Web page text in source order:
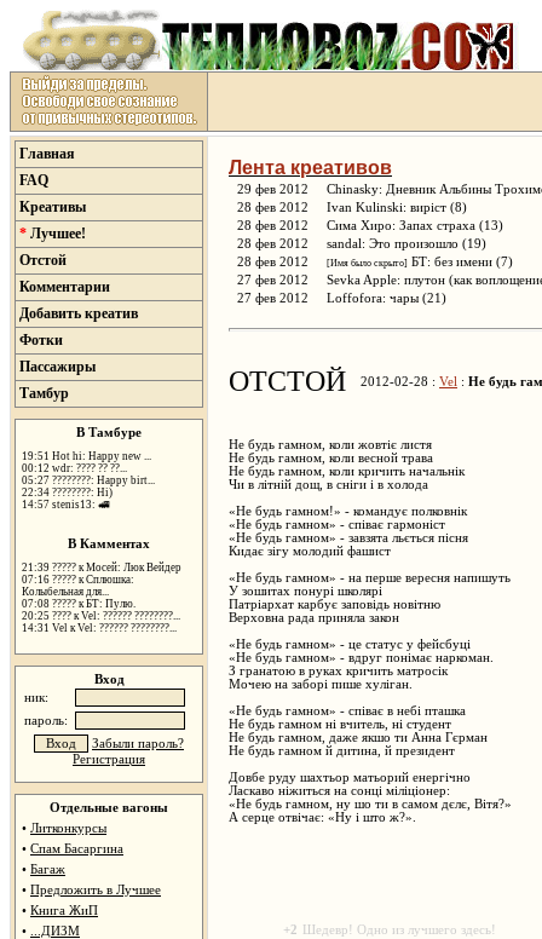
Главная
FAQ
Креативы
* Лучшее!
Отстой
Комментарии
Добавить креатив
Фотки
Пассажиры
Тамбур
В Тамбуре
19:51 Hot hi: Happy new ...
00:12 wdr: ???? ?? ??...
05:27 ????????: Happy birt...
22:34 ????????: Hi)
14:57 stenis13: 🚅
В Камментах
21:39 ????? к Мосей: Люк Вейдер
07:16 ????? к Сплюшка:
Колыбельная для...
07:08 ????? к БТ: Пулю.
20:25 ???? к Vel: ?????? ????????...
14:31 Vel к Vel: ?????? ????????...
Вход
ник:
пароль:
Забыли пароль?
Регистрация
Отдельные вагоны
• Литконкурсы
• Спам Басаргина
• Багаж
• Предложить в Лучшее
• Книга ЖиП
•
...ДИЗМ
Лента креативов
29 фев 2012
Chinasky: Дневник Альбины
28 фев 2012
Ivan Kulinski: виріст (8)
28 фев 2012
Сима Хиро: Запах страха (13)
28 фев 2012
sandal: Это произошло (19)
28 фев 2012
[Имя было скрыто] БТ: без имени (7)
27 фев 2012
Sevka Apple: плутон (как
27 фев 2012
Loffofora: чары (21)
ОТСТОЙ 2012-02-28 : Vel : Не будь
Не будь гамном, коли жовтіє листя
Не будь гамном, коли весной трава
Не будь гамном, коли кричить начальнік
Чи в літній дощ, в сніги і в холода
«Не будь гамном!» - командує полковнік
«Не будь гамном» - співає гармоніст
«Не будь гамном» - завзята льється пісня
Кидає зігу молодий фашист
«Не будь гамном» - на перше вересня напишуть
У зошитах понурі школярі
Патріархат карбує заповідь новітню
Верховна рада приняла закон
«Не будь гамном» - це статус у фейсбуці
«Не будь гамном» - вдруг понімає наркоман.
З гранатою в руках кричить матросік
Мочею на заборі пише хуліган.
«Не будь гамном» - співає в небі пташка
Не будь гамном ні вчитель, ні студент
Не будь гамном, даже якшо ти Анна Гєрман
Не будь гамном й дитина, й президент
Довбе руду шахтьор матьорий енергічно
Ласкаво ніжиться на сонці міліціонер:
«Не будь гамном, ну шо ти в самом дєлє, Вітя?»
А серце отвічає: «Ну і што ж?».
+2
Шедевр! Одно из лучшего здесь!